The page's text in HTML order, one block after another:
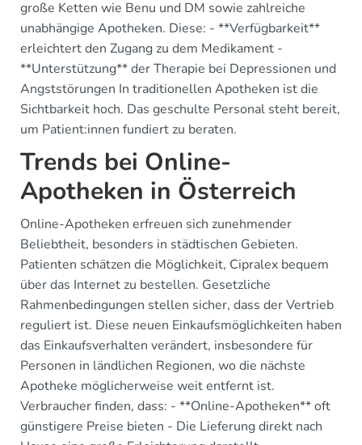
große Ketten wie Benu und DM sowie zahlreiche
unabhängige Apotheken. Diese: - **Verfügbarkeit**
erleichtert den Zugang zu dem Medikament -
**Unterstützung** der Therapie bei Depressionen und
Angststörungen In traditionellen Apotheken ist die
Sichtbarkeit hoch. Das geschulte Personal steht bereit,
um Patient:innen fundiert zu beraten.
Trends bei Online-
Apotheken in Österreich
Online-Apotheken erfreuen sich zunehmender
Beliebtheit, besonders in städtischen Gebieten.
Patienten schätzen die Möglichkeit, Cipralex bequem
über das Internet zu bestellen. Gesetzliche
Rahmenbedingungen stellen sicher, dass der Vertrieb
reguliert ist. Diese neuen Einkaufsmöglichkeiten haben
das Einkaufsverhalten verändert, insbesondere für
Personen in ländlichen Regionen, wo die nächste
Apotheke möglicherweise weit entfernt ist.
Verbraucher finden, dass: - **Online-Apotheken** oft
günstigere Preise bieten - Die Lieferung direkt nach